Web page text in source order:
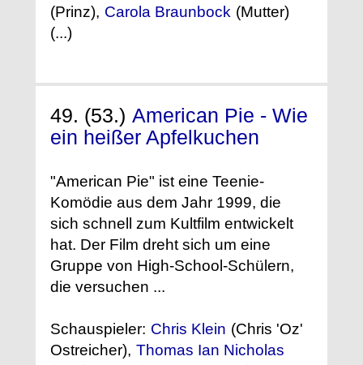
(Prinz), Carola Braunbock (Mutter)
(...)
49. (53.) American Pie - Wie
ein heißer Apfelkuchen
"American Pie" ist eine Teenie-
Komödie aus dem Jahr 1999, die
sich schnell zum Kultfilm entwickelt
hat. Der Film dreht sich um eine
Gruppe von High-School-Schülern,
die versuchen ...
Schauspieler: Chris Klein (Chris 'Oz'
Ostreicher), Thomas Ian Nicholas